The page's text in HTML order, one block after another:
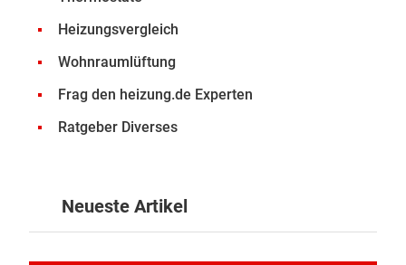
Heizungsvergleich
Wohnraumlüftung
Frag den heizung.de Experten
Ratgeber Diverses
Neueste Artikel